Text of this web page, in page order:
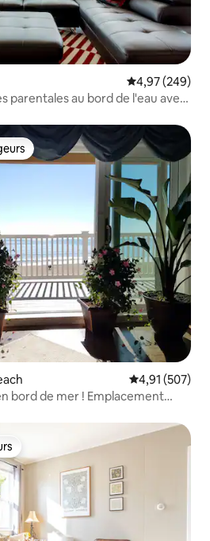
Note
4,97 (249)
parentales au bord de l'eau avec
parmi les plus aimés
Note
4,91 (507)
bord de mer ! Emplacement